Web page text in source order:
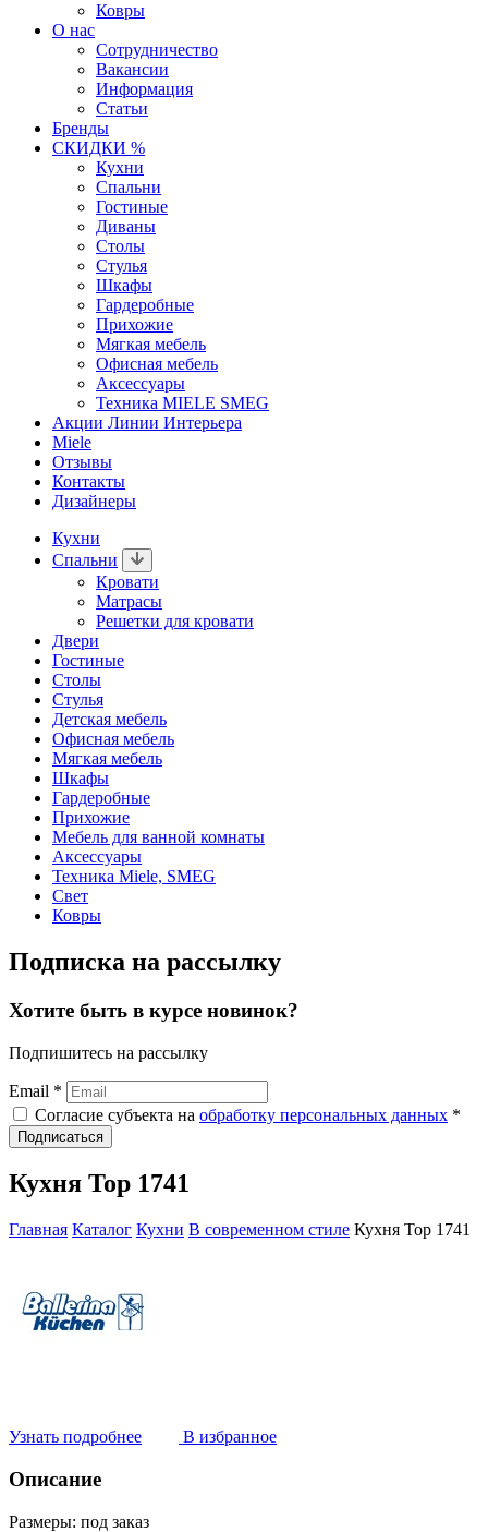
Ковры
О нас
Сотрудничество
Вакансии
Информация
Статьи
Бренды
СКИДКИ %
Кухни
Спальни
Гостиные
Диваны
Столы
Стулья
Шкафы
Гардеробные
Прихожие
Мягкая мебель
Офисная мебель
Аксессуары
Техника MIELE SMEG
Акции Линии Интерьера
Miele
Отзывы
Контакты
Дизайнеры
Кухни
Спальни
Кровати
Матрасы
Решетки для кровати
Двери
Гостиные
Столы
Стулья
Детская мебель
Офисная мебель
Мягкая мебель
Шкафы
Гардеробные
Прихожие
Мебель для ванной комнаты
Аксессуары
Техника Miele, SMEG
Свет
Ковры
Подписка на рассылку
Хотите быть в курсе новинок?
Подпишитесь на рассылку
Email *
Согласие субъекта на обработку персональных данных *
Подписаться
Кухня Top 1741
Главная Каталог Кухни В современном стиле Кухня Top 1741
Узнать подробнее В избранное
Описание
Размеры: под заказ